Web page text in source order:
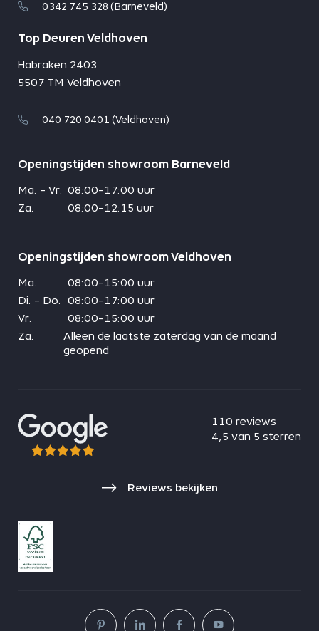
0342 745 328 (Barneveld)
Top Deuren Veldhoven
Habraken 2403
5507 TM Veldhoven
040 720 0401 (Veldhoven)
Openingstijden showroom Barneveld
Ma. - Vr. 08:00-17:00 uur
Za.
08:00-12:15 uur
Openingstijden showroom Veldhoven
Ma.
08:00-15:00 uur
Di. - Do.
08:00-17:00 uur
Vr.
08:00-15:00 uur
Za.
Alleen de laatste zaterdag van de maand
geopend
110 reviews
4,5 van 5 sterren
Reviews bekijken